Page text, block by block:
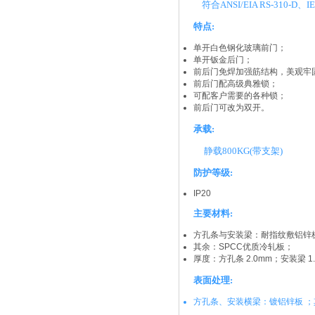
符合ANSI/EIA RS-310-D、
特点:
单开白色钢化玻璃前门；
单开钣金后门；
前后门免焊加强筋结构，美观牢
前后门配高级典雅锁；
可配客户需要的各种锁；
前后门可改为双开。
承载:
静载800KG(带支架)
防护等级:
IP20
主要材料:
方孔条与安装梁：耐指纹敷铝锌
其余：SPCC优质冷轧板；
厚度：方孔条 2.0mm；安装梁
表面处理:
方孔条、安装横梁：镀铝锌板